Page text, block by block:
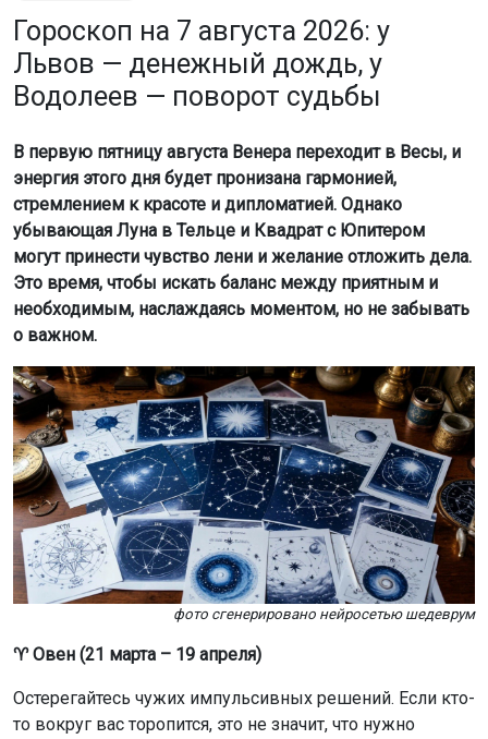
Гороскоп на 7 августа 2026: у
Львов — денежный дождь, у
Водолеев — поворот судьбы
В первую пятницу августа Венера переходит в Весы, и
энергия этого дня будет пронизана гармонией,
стремлением к красоте и дипломатией. Однако
убывающая Луна в Тельце и Квадрат с Юпитером
могут принести чувство лени и желание отложить дела.
Это время, чтобы искать баланс между приятным и
необходимым, наслаждаясь моментом, но не забывать
о важном.
фото сгенерировано нейросетью шедеврум
♈ Овен (21 марта – 19 апреля)
Остерегайтесь чужих импульсивных решений. Если кто-
то вокруг вас торопится, это не значит, что нужно